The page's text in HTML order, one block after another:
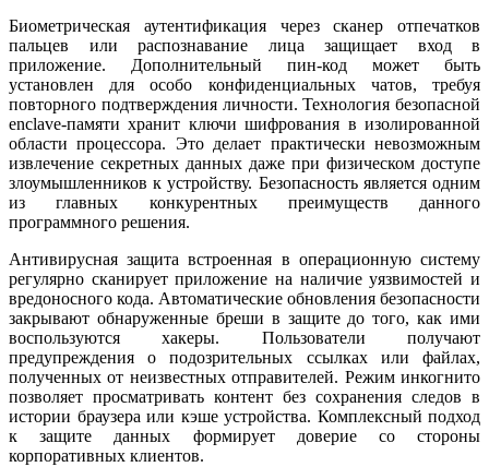
Биометрическая аутентификация через сканер отпечатков
пальцев или распознавание лица защищает вход в
приложение. Дополнительный пин-код может быть
установлен для особо конфиденциальных чатов, требуя
повторного подтверждения личности. Технология безопасной
enclave-памяти хранит ключи шифрования в изолированной
области процессора. Это делает практически невозможным
извлечение секретных данных даже при физическом доступе
злоумышленников к устройству. Безопасность является одним
из главных конкурентных преимуществ данного
программного решения.
Антивирусная защита встроенная в операционную систему
регулярно сканирует приложение на наличие уязвимостей и
вредоносного кода. Автоматические обновления безопасности
закрывают обнаруженные бреши в защите до того, как ими
воспользуются хакеры. Пользователи получают
предупреждения о подозрительных ссылках или файлах,
полученных от неизвестных отправителей. Режим инкогнито
позволяет просматривать контент без сохранения следов в
истории браузера или кэше устройства. Комплексный подход
к защите данных формирует доверие со стороны
корпоративных клиентов.